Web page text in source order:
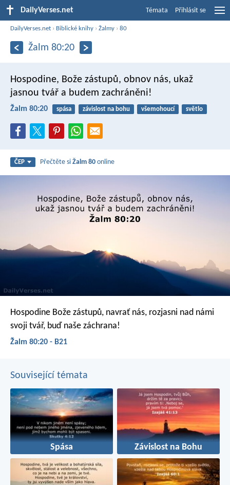
DailyVerses.net Témata Přihlásit se
DailyVerses.net › Biblické knihy ›Žalmy ›80
Žalm 80:20
Hospodine, Bože zástupů, obnov nás, ukaž
jasnou tvář a budem zachráněni!
Žalm 80:20 spása závislost na bohu všemohoucí světlo
ČEP Přečtěte siŽalm 80 online
Hospodine Bože zástupů, navrať nás, rozjasni nad námi
svoji tvář, buď naše záchrana!
Žalm 80:20 - B21
Související témata
Spása Závislost na Bohu